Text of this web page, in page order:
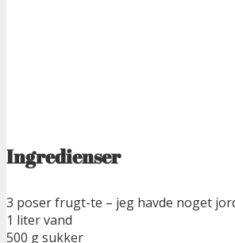
Ingredienser
3 poser frugt-te – jeg havde noget
1 liter vand
500 g sukker